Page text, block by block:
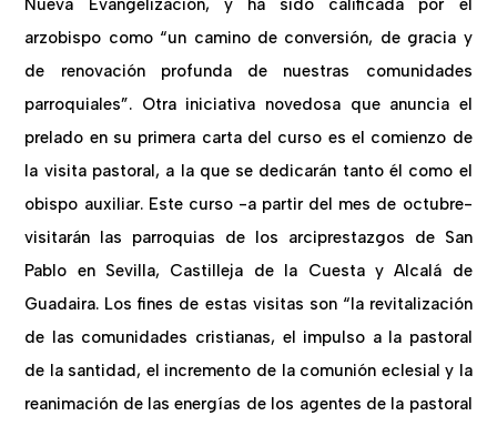
Nueva Evangelización, y ha sido calificada por el
arzobispo como “un camino de conversión, de gracia y
de renovación profunda de nuestras comunidades
parroquiales”. Otra iniciativa novedosa que anuncia el
prelado en su primera carta del curso es el comienzo de
la visita pastoral, a la que se dedicarán tanto él como el
obispo auxiliar. Este curso -a partir del mes de octubre-
visitarán las parroquias de los arciprestazgos de San
Pablo en Sevilla, Castilleja de la Cuesta y Alcalá de
Guadaira. Los fines de estas visitas son “la revitalización
de las comunidades cristianas, el impulso a la pastoral
de la santidad, el incremento de la comunión eclesial y la
reanimación de las energías de los agentes de la pastoral